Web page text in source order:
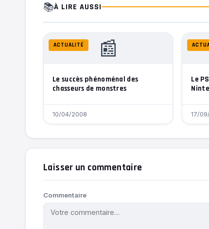
📚À LIRE AUSSI
📰
ACTUALITÉ
Le succès phénoménal des
chasseurs de monstres
10/04/2008
Le
17/
Laisser un commentaire
Commentaire